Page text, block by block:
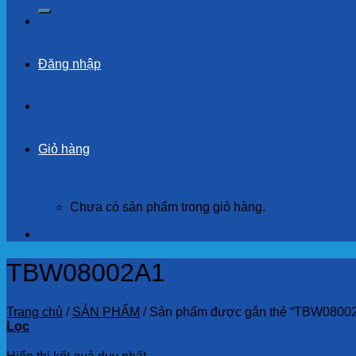
Đăng nhập
Giỏ hàng
Chưa có sản phẩm trong giỏ hàng.
TBW08002A1
Trang chủ / SẢN PHẨM /Sản phẩm được gắn thẻ
Lọc